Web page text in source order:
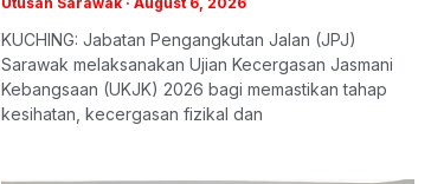
KUCHING: Jabatan Pengangkutan Jalan (JPJ)
Sarawak melaksanakan Ujian Kecergasan Jasmani
Kebangsaan (UKJK) 2026 bagi memastikan tahap
kesihatan, kecergasan fizikal dan